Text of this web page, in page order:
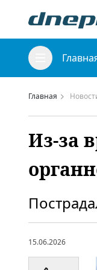
Главная
Из-за
15.06.2026